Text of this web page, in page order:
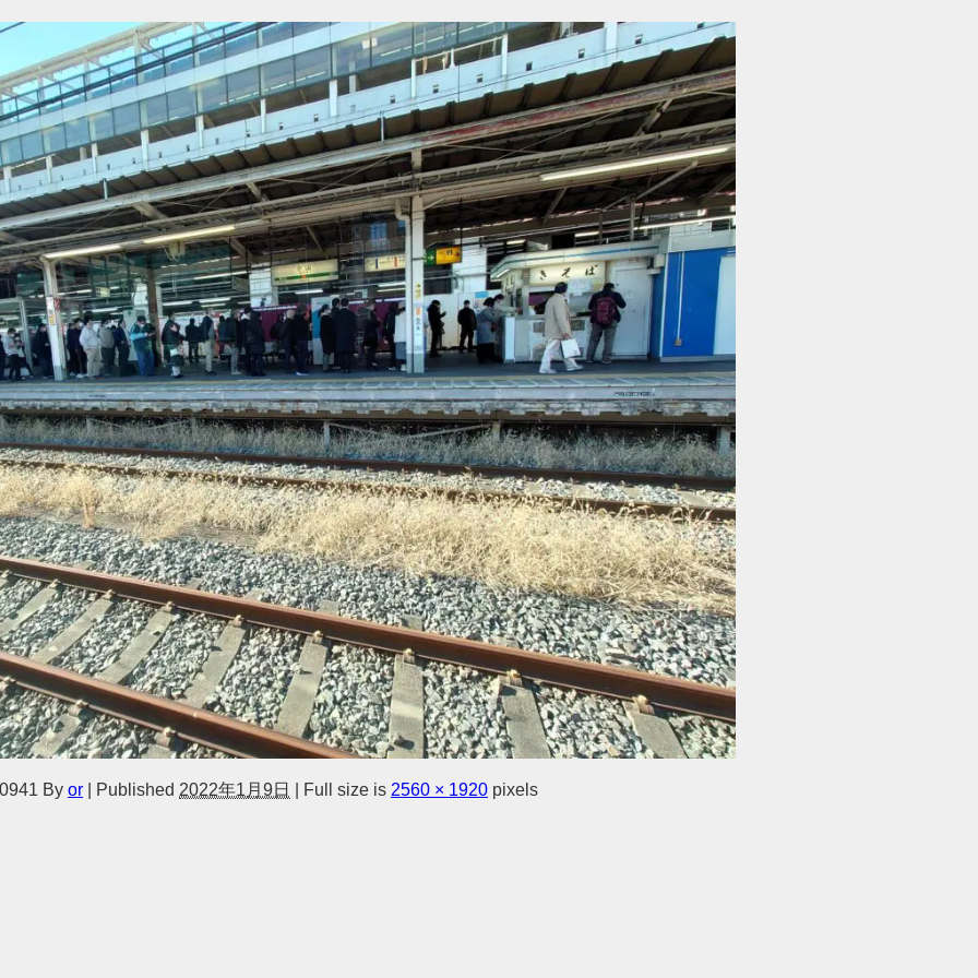
By or Published 2022年1月9日 Full size is 2560 × 1920 pixels